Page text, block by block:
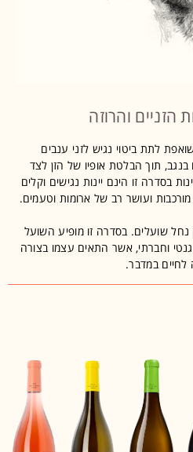
הזניים והרוזה
לתת ביטוי נגיש לזני ענבים
בנגב, תוך הבלטת אופיו של הזן לצד
בסדרה זו הינם יינות נגישים וקלים
ועושר רב של ארומות וטעמים.
נחל שועלים. בסדרה זו מופיע השועל
וחברתי, אשר התאים עצמו בצורה
לחיים במדבר.